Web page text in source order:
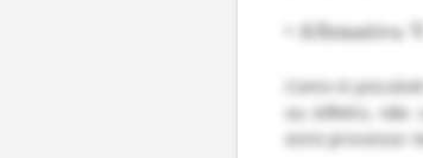
Afirmativa V:
Como é
ou infinito, não